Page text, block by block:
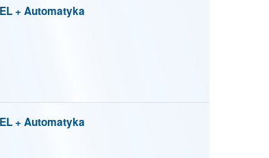
+ Automatyka
+ Automatyka